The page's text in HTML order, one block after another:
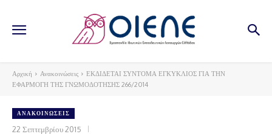
Αρχική Ανακοινώσεις
ΕΚΔΙΔΕΤΑΙ ΣΥΝΤΟΜΑ ΕΓΚΥΚΛΙΟΣ ΓΙΑ ΤΗΝ
ΕΦΑΡΜΟΓΗ ΤΗΣ ΓΝΩΜΟΔΟΤΗΣΗΣ 266/2014
ΑΝΑΚΟΙΝΏΣΕΙΣ
22 Σεπτεμβρίου 2015